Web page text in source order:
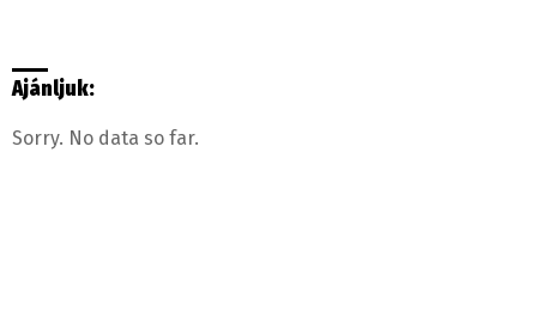
Ajánljuk:
Sorry. No data so far.